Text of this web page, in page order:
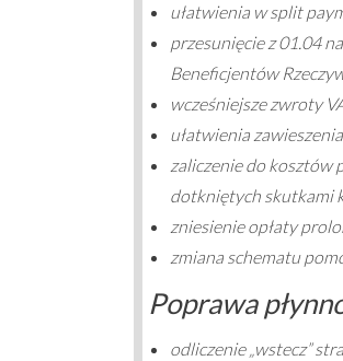
ułatwienia w split
przesunięcie z 01.04
Beneficjentów
wcześniejsze zwroty
ułatwienia
zaliczenie do kosztów
dotkniętych skutkami
zniesienie opłaty
zmiana schematu
Poprawa
odliczenie „wstecz”